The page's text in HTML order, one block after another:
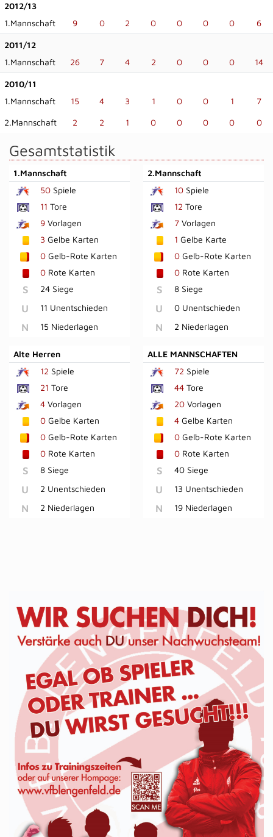
2012/13
1.Mannschaft
9 0 2 0 0 0 0 6
2011/12
1.Mannschaft
26 7 4 2 0 0 0 14
2010/11
1.Mannschaft
15 4 3 1 0 0 1 7
2.Mannschaft 2 2 1 0 0 0 0 0
Gesamtstatistik
1.Mannschaft
50 Spiele
11 Tore
9 Vorlagen
3 Gelbe Karten
0 Gelb-Rote Karten
0 Rote Karten
S 24 Siege
U 11 Unentschieden
N 15 Niederlagen
2.Mannschaft
10Spiele
12 Tore
7Vorlagen
1 Gelbe Karte
0Gelb-Rote Karten
0Rote Karten
S 8 Siege
U 0 Unentschieden
N 2 Niederlagen
Alte Herren
12 Spiele
21 Tore
4 Vorlagen
0 Gelbe Karten
0 Gelb-Rote Karten
0 Rote Karten
S 8 Siege
U 2 Unentschieden
N 2 Niederlagen
ALLE MANNSCHAFTEN
72 Spiele
44Tore
20Vorlagen
4Gelbe Karten
0Gelb-Rote Karten
0Rote Karten
S 40 Siege
U 13 Unentschieden
N 19 Niederlagen